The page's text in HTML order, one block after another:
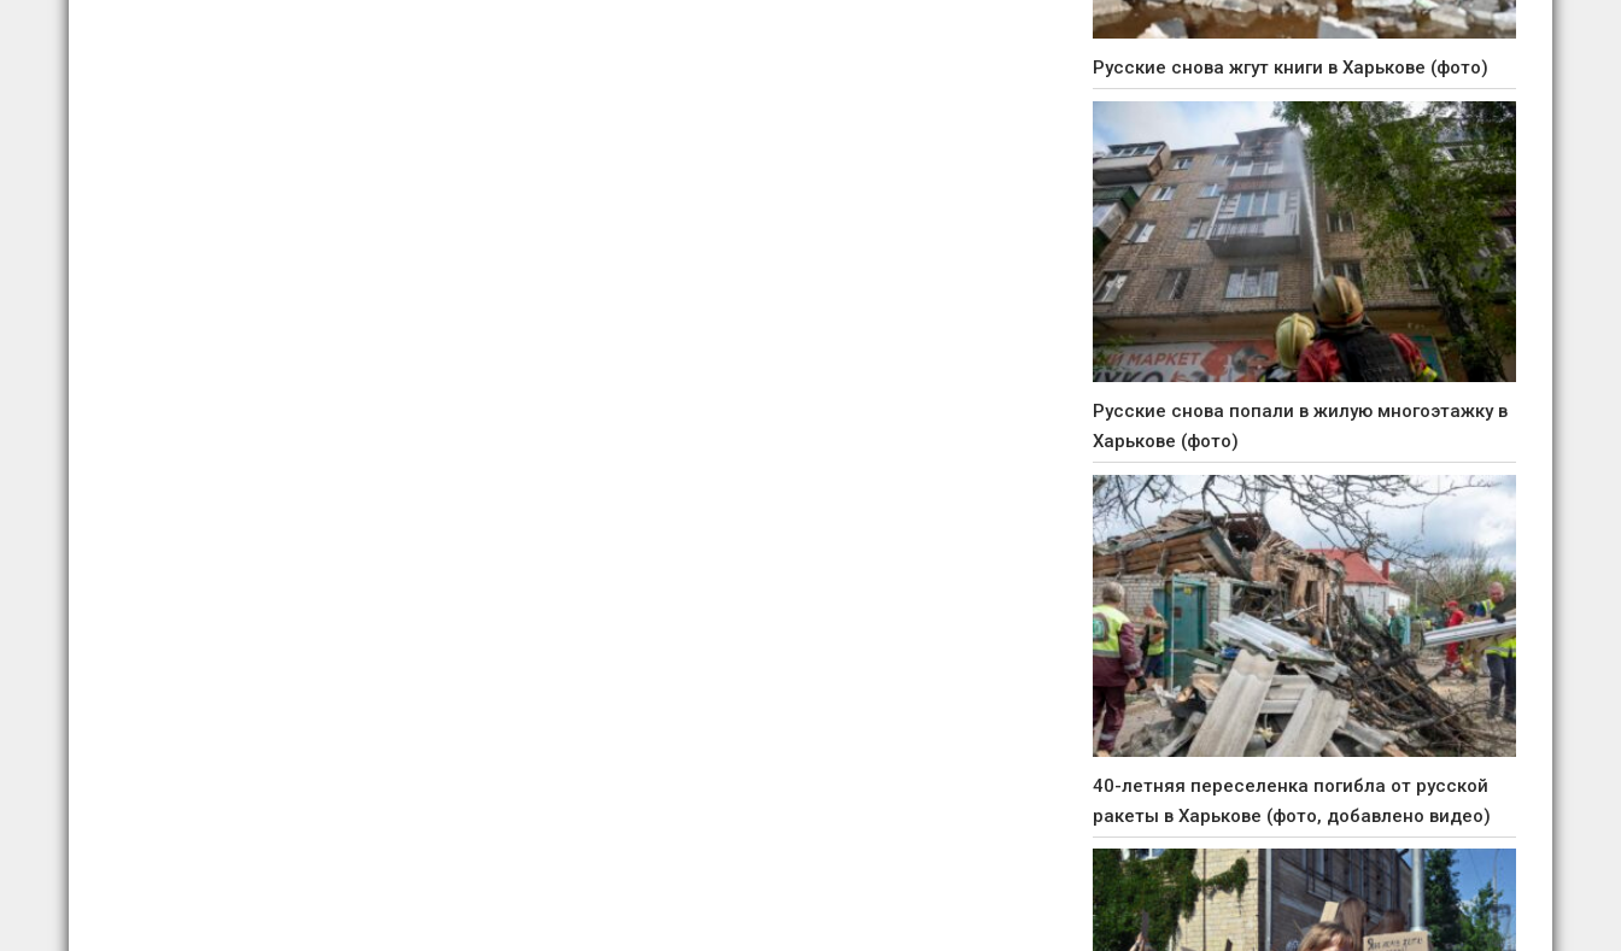
Русские снова жгут книги в Харькове (фото)
Русские снова попали в жилую многоэтажку в
Харькове (фото)
40-летняя переселенка погибла от русской
ракеты в Харькове (фото, добавлено видео)